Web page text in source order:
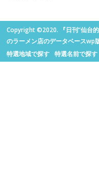
Copyright ©2020. 『日刊“仙台
のラーメン店のデータベースwp
特選地域で探す
特選名前で探す